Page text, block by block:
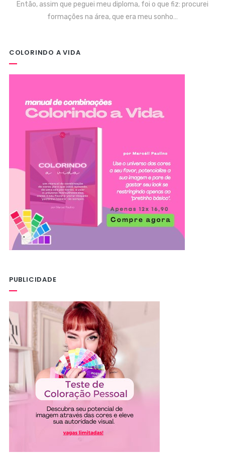
Então, assim que peguei meu diploma, foi o que fiz: procurei
formações na área, que era meu sonho…
COLORINDO A VIDA
PUBLICIDADE